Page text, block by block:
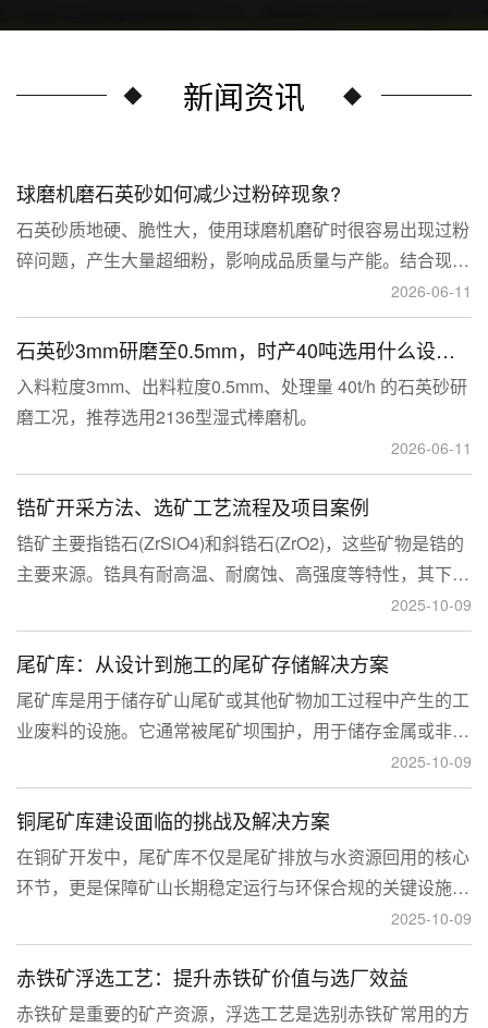
新闻资讯
球磨机磨石英砂如何减少过粉碎现象?
石英砂质地硬、脆性大，使用球磨机磨矿时很容易出现过粉
碎问题，产生大量超细粉，影响成品质量与产能。结合现场
生产经验，可通过工艺、研磨介质、运行参数、配套设备多
维度优化，改善该问题。
2026-06-11
石英砂3mm研磨至0.5mm，时产40吨选用什么设备？
入料粒度3mm、出料粒度0.5mm、处理量 40t/h 的石英砂研
磨工况，推荐选用2136型湿式棒磨机。
2026-06-11
锆矿开采方法、选矿工艺流程及项目案例
锆矿主要指锆石(ZrSiO4)和斜锆石(ZrO2)，这些矿物是锆的
主要来源。锆具有耐高温、耐腐蚀、高强度等特性，其下游
应用涉及核工业、陶瓷、耐火材料、铸造、电子和化工等多
个领域，尤其在高性能陶瓷和锆基合金中的需求不断增长。
2025-10-09
尾矿库：从设计到施工的尾矿存储解决方案
尾矿库是用于储存矿山尾矿或其他矿物加工过程中产生的工
业废料的设施。它通常被尾矿坝围护，用于储存金属或非金
属矿山的尾矿。尾矿库通常包括尾矿处理系统、排水系统和
回水系统。根据地形，尾矿库可分为山谷型、山坡型、平地
型和河流拦截型。
2025-10-09
铜尾矿库建设面临的挑战及解决方案
在铜矿开发中，尾矿库不仅是尾矿排放与水资源回用的核心
环节，更是保障矿山长期稳定运行与环保合规的关键设施。
然而，铜矿尾矿本身具有粒度细、水量大、化学活性强等特
性，使尾矿库在坝体稳定、防渗处理与排洪系统设计方面面
临更高技术挑战。
2025-10-09
赤铁矿浮选工艺：提升赤铁矿价值与选厂效益
赤铁矿是重要的矿产资源，浮选工艺是选别赤铁矿常用的方